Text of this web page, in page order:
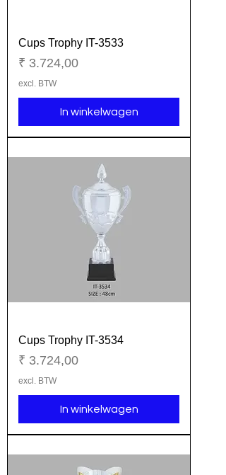
Cups Trophy IT-3533
Prijs
₹ 3.724,00
excl. BTW
In winkelwagen
Cups Trophy IT-3534
Prijs
₹ 3.724,00
excl. BTW
In winkelwagen